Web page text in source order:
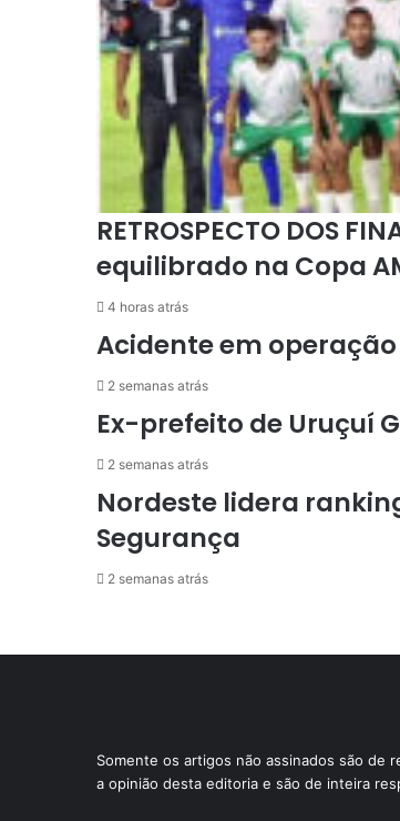
RETROSPECTO DOS
equilibrado na Copa
4 horas atrás
Acidente em
2 semanas atrás
Ex-prefeito de Uruçuí
2 semanas atrás
Nordeste lidera
Segurança
2 semanas atrás
Somente os artigos não assinados são de
a opinião desta editoria e são de inteira